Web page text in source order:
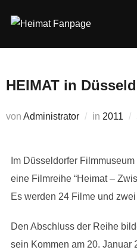
Inhalt
HEIMAT in
von Administrator in 2011
Im Düsseldorfer
eine Filmreihe “Heimat –
Es werden 24 Filme und
Den Abschluss der Reihe
sein Kommen am 20. Januar